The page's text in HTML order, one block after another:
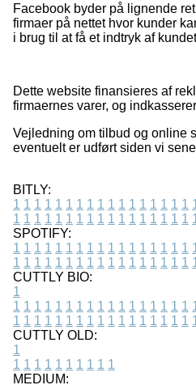
Facebook byder på lignende
firmaer på nettet hvor kunder
i brug til at få et indtryk af
Dette website finansieres af
firmaernes varer, og
Vejledning om tilbud og online
eventuelt er udført siden vi
BITLY:
1 1 1 1 1 1 1 1 1 1 1 1 1 1 1 1 1
1 1 1 1 1 1 1 1 1 1 1 1 1 1 1 1 1
SPOTIFY:
1 1 1 1 1 1 1 1 1 1 1 1 1 1 1 1 1
1 1 1 1 1 1 1 1 1 1 1 1 1 1 1 1 1
CUTTLY BIO:
1
1 1 1 1 1 1 1 1 1 1 1 1 1 1 1 1 1
1 1 1 1 1 1 1 1 1 1 1 1 1 1 1 1 1
CUTTLY OLD:
1
1 1 1 1 1 1 1 1 1 1
MEDIUM: